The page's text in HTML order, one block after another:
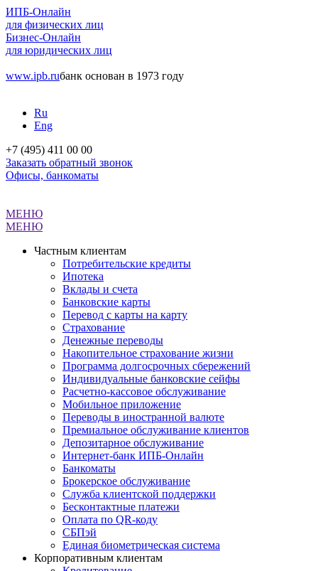
ИПБ-Онлайн
для физических лиц
Бизнес-Онлайн
для юридических лиц
www.ipb.ruбанк основан в 1973 году
Ru
Eng
+7 (495) 411 00 00
Заказать обратный звонок
Офисы, банкоматы
МЕНЮ
МЕНЮ
Частным клиентам
Потребительские кредиты
Ипотека
Вклады и счета
Банковские карты
Перевод с карты на карту
Страхование
Денежные переводы
Накопительное страхование жизни
Программа долгосрочных сбережений
Индивидуальные банковские сейфы
Расчетно-кассовое обслуживание
Мобильное приложение
Переводы в иностранной валюте
Премиальное обслуживание клиентов
Депозитарное обслуживание
Интернет-банк ИПБ-Онлайн
Банкоматы
Брокерское обслуживание
Служба клиентской поддержки
Бесконтактные платежи
Оплата по QR-коду
СБПэй
Единая биометрическая система
Корпоративным клиентам